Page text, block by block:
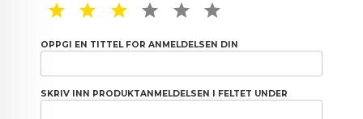
1 STAR2 STAR3 STAR4 STAR5 STAR
OPPGI EN TITTEL FOR ANMELDELSEN DIN
SKRIV INN PRODUKTANMELDELSEN I FELTET UNDER